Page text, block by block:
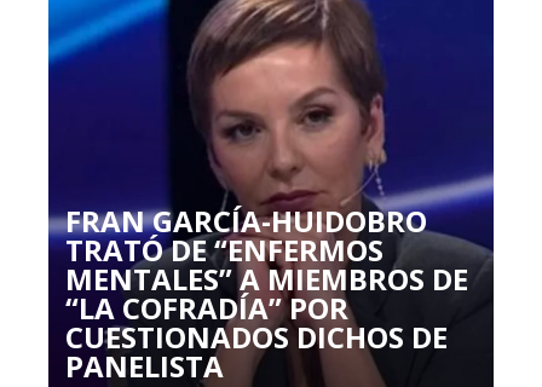
FRAN GARCÍA-HUIDOBRO
TRATÓ DE “ENFERMOS
MENTALES” A MIEMBROS DE
“LA COFRADÍA” POR
CUESTIONADOS DICHOS DE
PANELISTA